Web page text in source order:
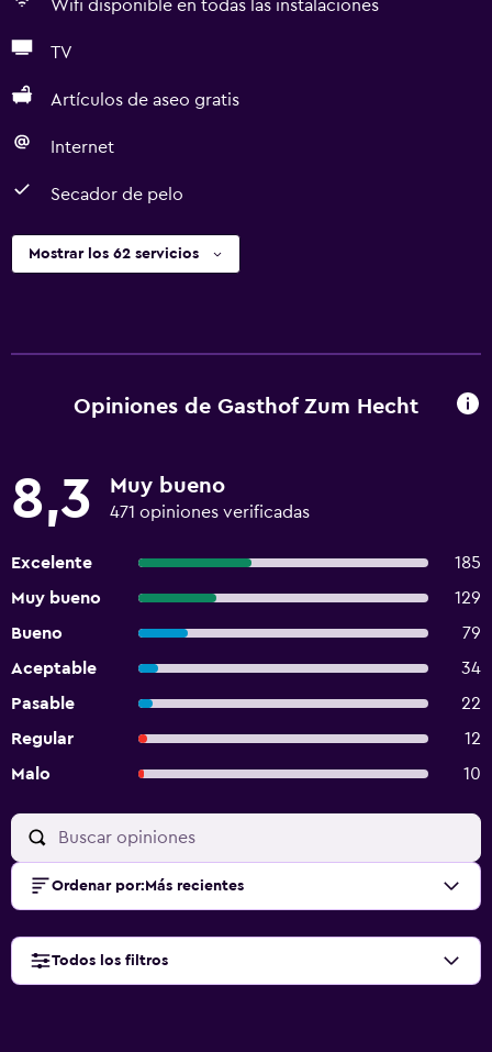
Wifi disponible en todas las instalaciones
TV
Artículos de aseo gratis
Internet
Secador de pelo
Mostrar los 62 servicios
Opiniones de Gasthof Zum Hecht
8,3 Muy bueno
471 opiniones verificadas
Excelente
185
Muy bueno
129
Bueno
79
Aceptable
34
Pasable
22
Regular
12
Malo
10
Ordenar por: Más recientes
Todos los filtros